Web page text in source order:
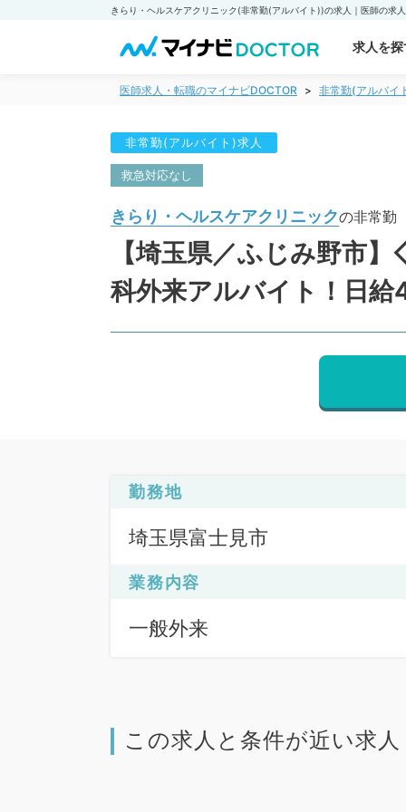
求人を探
医師求人・転職のマイナビDOCTOR 非常勤(アルバイ
非常勤(アルバイト)求人
救急対応なし
きらり・ヘルスケアクリニックの非常勤
【埼玉県／ふじみ野市
科外来アルバイト！日給
勤務地
埼玉県富士見市
業務内容
一般外来
この求人と条件が近い求人